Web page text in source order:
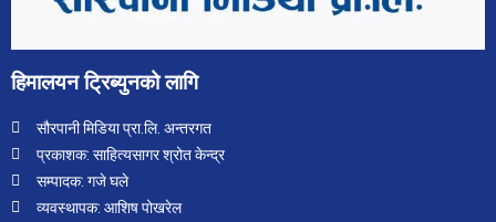
हिमालयन ट्रिब्युनको लागि
सौरपानी मिडिया प्रा.लि. अन्तरगत
प्रकाशक: साहित्यसागर श्रोत केन्द्र
सम्पादक: गजे घले
व्यवस्थापक: आशिष पोखरेल